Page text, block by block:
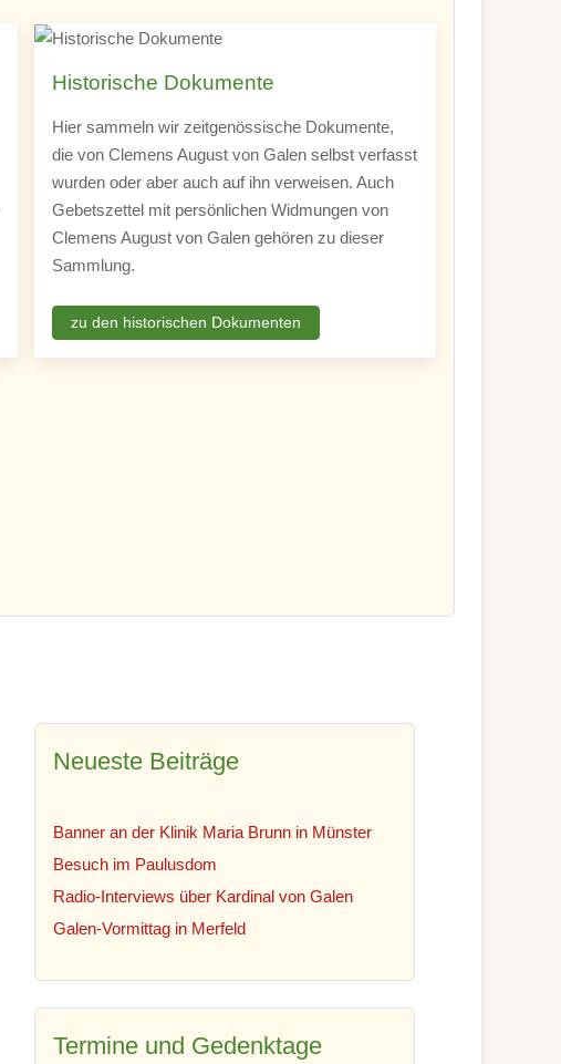
Historische Dokumente
Hier sammeln wir zeitgenössische Dokumente,
die von Clemens August von Galen selbst verfasst
wurden oder aber auch auf ihn verweisen. Auch
Gebetszettel mit persönlichen Widmungen von
Clemens August von Galen gehören zu dieser
Sammlung.
zu den historischen Dokumenten
Neueste Beiträge
Banner an der Klinik Maria Brunn in Münster
Besuch im Paulusdom
Radio-Interviews über Kardinal von Galen
Galen-Vormittag in Merfeld
Termine und Gedenktage